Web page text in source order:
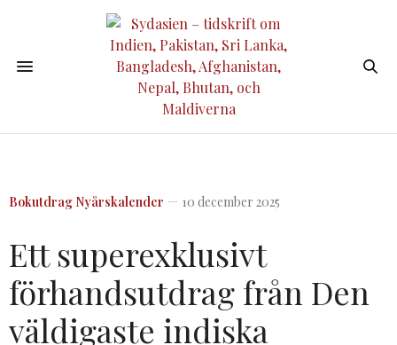
Bokutdrag Nyårskalender 10 december 2025
Ett superexklusivt
förhandsutdrag från Den
väldigaste indiska